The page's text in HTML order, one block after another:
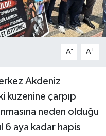
A- A+
Akdeniz
kuzenine çarpıp
neden olduğu
6 aya kadar hapis